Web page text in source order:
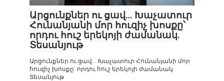
Արցունքներ ու ցավ… Խաչատուր
Հունանյանի մոր հուզիչ խոսքը՝
որդու հուշ երեկոյի ժամանակ.
Տեսանյութ
Արցունքներ ու ցավ… Խաչատուր Հունանյանի մոր
հուզիչ խոսքը՝ որդու հուշ երեկոյի ժամանակ.
Տեսանյութ